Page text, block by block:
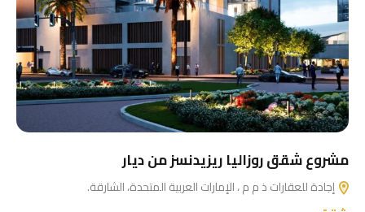
مشروع شقق روزاليا ريزيدنسز من ديار
إجادة للعقارات ذ م م ، الإمارات العربية المتحدة، الشارقة.